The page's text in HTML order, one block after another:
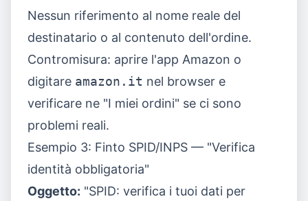
Nessun riferimento al nome reale del
destinatario o al contenuto dell'ordine.
Contromisura: aprire l'app Amazon o
digitare amazon.it nel browser e
verificare ne "I miei ordini" se ci sono
problemi reali.
Esempio 3: Finto SPID/INPS — "Verifica
identità obbligatoria"
Oggetto: "SPID: verifica i tuoi dati per